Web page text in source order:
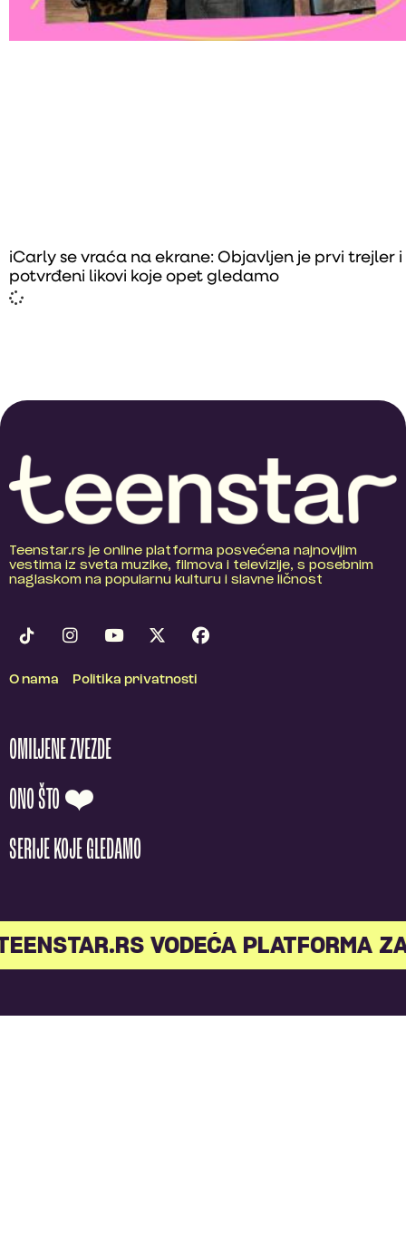
iCarly se vraća na ekrane: Objavljen je prvi trejler i
potvrđeni likovi koje opet gledamo
Teenstar.rs je online platforma posvećena najnovijim
vestima iz sveta muzike, filmova i televizije, s posebnim
naglaskom na popularnu kulturu i slavne ličnost
O nama Politika privatnosti
OMILJENE ZVEZDE
ONO ŠTO ❤️
SERIJE KOJE GLEDAMO
VODEĆA PLATFORMA ZA